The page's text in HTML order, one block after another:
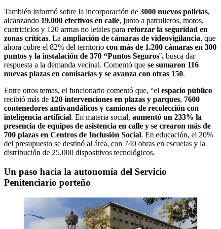
También informó sobre la incorporación de 3000 nuevos policías,
alcanzando 19.000 efectivos en calle, junto a patrulleros, motos,
cuatriciclos y 120 armas no letales para reforzar la seguridad en
zonas críticas. La ampliación de cámaras de videovigilancia, que
ahora cubre el 82% del territorio con más de 1.200 cámaras en 300
puntos y la instalación de 370 “Puntos Seguros˝, busca dar
respuesta a la demanda vecinal. Comentó que se sumaron 116
nuevas plazas en comisarías y se avanza con otras 150.
Entre otros temas, el funcionario comentó que, “el espacio público
recibió más de 120 intervenciones en plazas y parques, 7600
contenedores antivandálicos y camiones de recolección con
inteligencia artificial. En materia social, aumentó un 233% la
presencia de equipos de asistencia en calle y se crearon más de
700 plazas en Centros de Inclusión Social. En educación, el 20%
del presupuesto se destinó al área, con 740 obras en escuelas y la
distribución de 25.000 dispositivos tecnológicos.
Un paso hacia la autonomía del Servicio
Penitenciario porteño